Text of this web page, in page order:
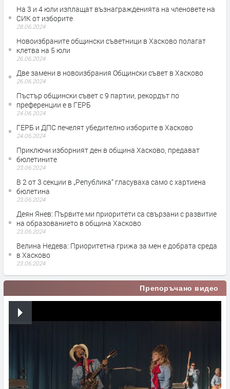
На 3 и 4 юли изплащат възнагражденията на членовете на
СИК от изборите
28.06.2024
Новоизбраните общински съветници в Хасково полагат
клетва на 5 юли
26.06.2024
Две замени в новоизбрания Общински съвет в Хасково
26.06.2024
Пъстър общински съвет с 9 партии, рекордът по
преференции е в ГЕРБ
24.06.2024
ГЕРБ и ДПС печелят убедително изборите в Хасково
24.06.2024
Приключи изборният ден в община Хасково, предават
бюлетините
23.06.2024
В 2 от 3 секции в „Република“ гласуваха само с хартиена
бюлетина
23.06.2024
Деян Янев: Първите ми приоритети са свързани с развитие
на образованието в община Хасково
23.06.2024
Велина Недева: Приоритетна грижа за мен е добрата среда
в Хасково
23.06.2024
Препоръчано видео